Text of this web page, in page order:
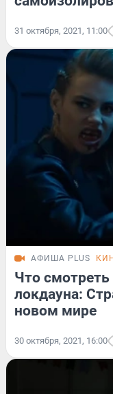
31 октября, 2021, 11:00
АФИША PLUS
Что
локдауна:
новом мире
30 октября, 2021, 16:00